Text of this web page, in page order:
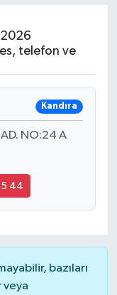
telefon ve
Kandıra
NO:24 A
44
bazıları
veya